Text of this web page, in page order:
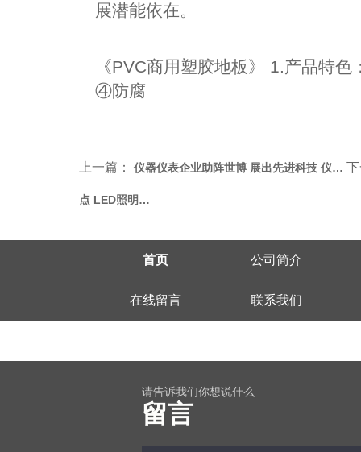
展潜能依在。
《PVC商用塑胶地板》 1.产品特
④防腐
上一篇： 仪器仪表企业助阵世博 展出先进科技 仪…
点 LED照明…
首页 公司简介
在线留言 联系我们
请告诉我们你想说什么
留言